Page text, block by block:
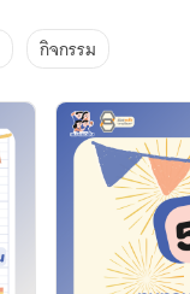
กิจกรรม